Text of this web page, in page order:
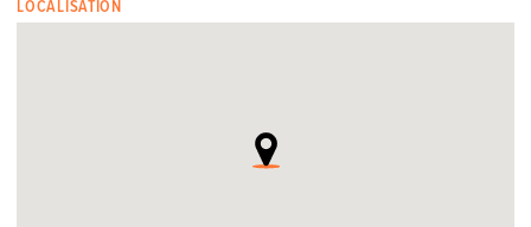
LOCALISATION